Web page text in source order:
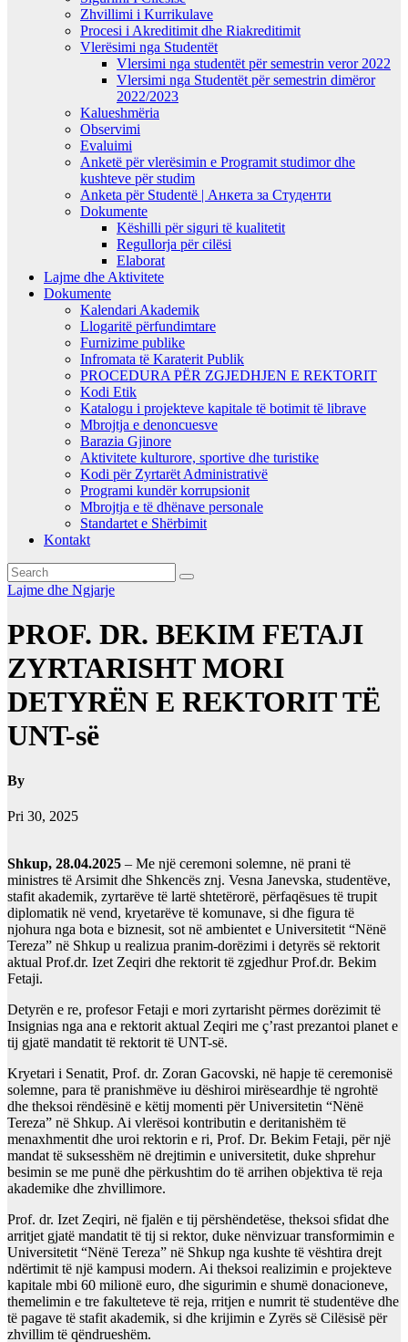
Zhvillimi i Kurrikulave
Procesi i Akreditimit dhe Riakreditimit
Vlerësimi nga Studentët
Vlersimi nga studentët për semestrin veror 2022
Vlersimi nga Studentët për semestrin dimëror
2022/2023
Kalueshmëria
Observimi
Evaluimi
Anketë për vlerësimin e Programit studimor dhe
kushteve për studim
Anketa për Studentë | Анкета за Студенти
Dokumente
Këshilli për siguri të kualitetit
Regullorja për cilësi
Elaborat
Lajme dhe Aktivitete
Dokumente
Kalendari Akademik
Llogaritë përfundimtare
Furnizime publike
Infromata të Karaterit Publik
PROCEDURA PËR ZGJEDHJEN E REKTORIT
Kodi Etik
Katalogu i projekteve kapitale të botimit të librave
Mbrojtja e denoncuesve
Barazia Gjinore
Aktivitete kulturore, sportive dhe turistike
Kodi për Zyrtarët Administrativë
Programi kundër korrupsionit
Mbrojtja e të dhënave personale
Standartet e Shërbimit
Kontakt
Lajme dhe Ngjarje
PROF. DR. BEKIM FETAJI
ZYRTARISHT MORI
DETYRËN E REKTORIT TË
UNT-së
By
Pri 30, 2025
Shkup, 28.04.2025 – Me një ceremoni solemne, në prani të
ministres të Arsimit dhe Shkencës znj. Vesna Janevska, studentëve,
stafit akademik, zyrtarëve të lartë shtetërorë, përfaqësues të trupit
diplomatik në vend, kryetarëve të komunave, si dhe figura të
njohura nga bota e biznesit, sot në ambientet e Universitetit “Nënë
Tereza” në Shkup u realizua pranim-dorëzimi i detyrës së rektorit
aktual Prof.dr. Izet Zeqiri dhe rektorit të zgjedhur Prof.dr. Bekim
Fetaji.
Detyrën e re, profesor Fetaji e mori zyrtarisht përmes dorëzimit të
Insignias nga ana e rektorit aktual Zeqiri me ç’rast prezantoi planet e
tij gjatë mandatit të rektorit të UNT-së.
Kryetari i Senatit, Prof. dr. Zoran Gacovski, në hapje të ceremonisë
solemne, para të pranishmëve iu dëshiroi mirëseardhje të ngrohtë
dhe theksoi rëndësinë e këtij momenti për Universitetin “Nënë
Tereza” në Shkup. Ai vlerësoi kontributin e deritanishëm të
menaxhmentit dhe uroi rektorin e ri, Prof. Dr. Bekim Fetaji, për një
mandat të suksesshëm në drejtimin e universitetit, duke shprehur
besimin se me punë dhe përkushtim do të arrihen objektiva të reja
akademike dhe zhvillimore.
Prof. dr. Izet Zeqiri, në fjalën e tij përshëndetëse, theksoi sfidat dhe
arritjet gjatë mandatit të tij si rektor, duke nënvizuar transformimin e
Universitetit “Nënë Tereza” në Shkup nga kushte të vështira drejt
ndërtimit të një kampusi modern. Ai theksoi realizimin e projekteve
kapitale mbi 60 milionë euro, dhe sigurimin e shumë donacioneve,
themelimin e tre fakulteteve të reja, rritjen e numrit të studentëve dhe
të pagave të stafit akademik, si dhe krijimin e Zyrës së Cilësisë për
zhvillim të qëndrueshëm.